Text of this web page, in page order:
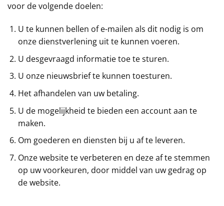
voor de volgende doelen:
U te kunnen bellen of e-mailen als dit nodig is om
onze dienstverlening uit te kunnen voeren.
U desgevraagd informatie toe te sturen.
U onze nieuwsbrief te kunnen toesturen.
Het afhandelen van uw betaling.
U de mogelijkheid te bieden een account aan te
maken.
Om goederen en diensten bij u af te leveren.
Onze website te verbeteren en deze af te stemmen
op uw voorkeuren, door middel van uw gedrag op
de website.